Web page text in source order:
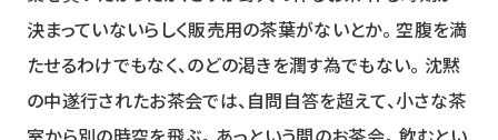
決まっていないらしく販売用の茶葉がないとか。 空腹を満
たせるわけでもなく、のどの渇きを潤す為でもない。 沈黙
の中遂行されたお茶会では、自問自答を超えて、小さな茶